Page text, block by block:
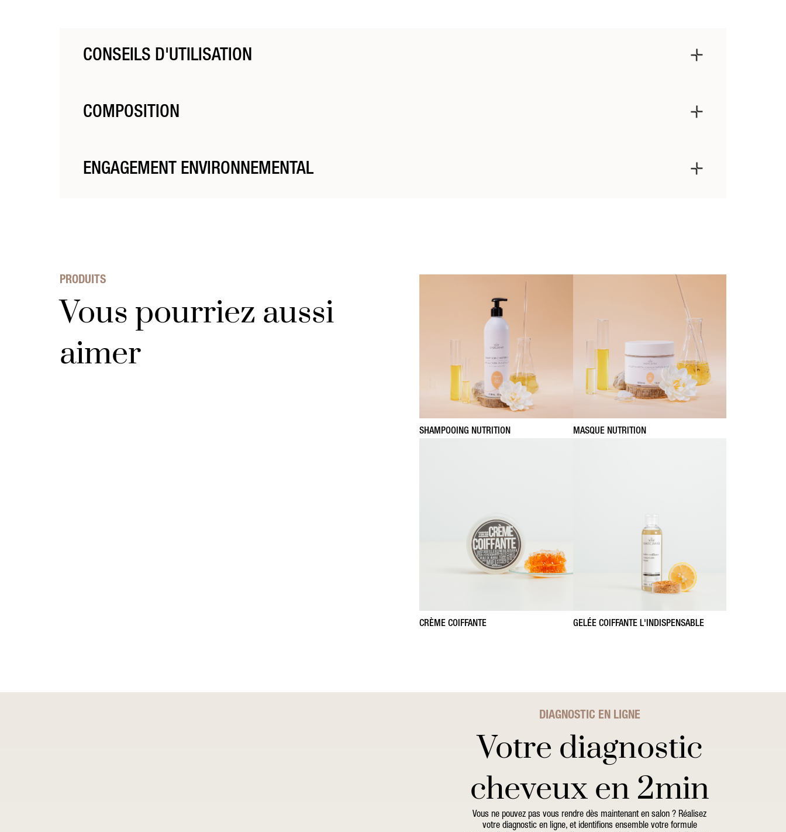
CONSEILS D'UTILISATION
libre ou à l’aide d’un diffuseur pour plus de volume.
COMPOSITION
ENGAGEMENT ENVIRONNEMENTAL
PRODUITS
Vous pourriez aussi
aimer
SHAMPOOING NUTRITION MASQUE NUTRITION
CRÈME COIFFANTE GELÉE COIFFANTE L'INDISPENSABLE
DIAGNOSTIC EN LIGNE
Votre diagnostic
cheveux en 2min
Vous ne pouvez pas vous rendre dès maintenant en salon ? Réalisez
votre diagnostic en ligne, et identifions ensemble votre formule